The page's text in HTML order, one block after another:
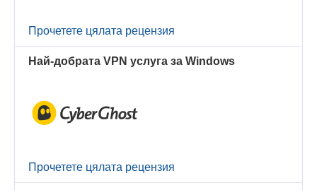
Прочетете цялата рецензия
Най-добрата VPN услуга за Windows
Прочетете цялата рецензия